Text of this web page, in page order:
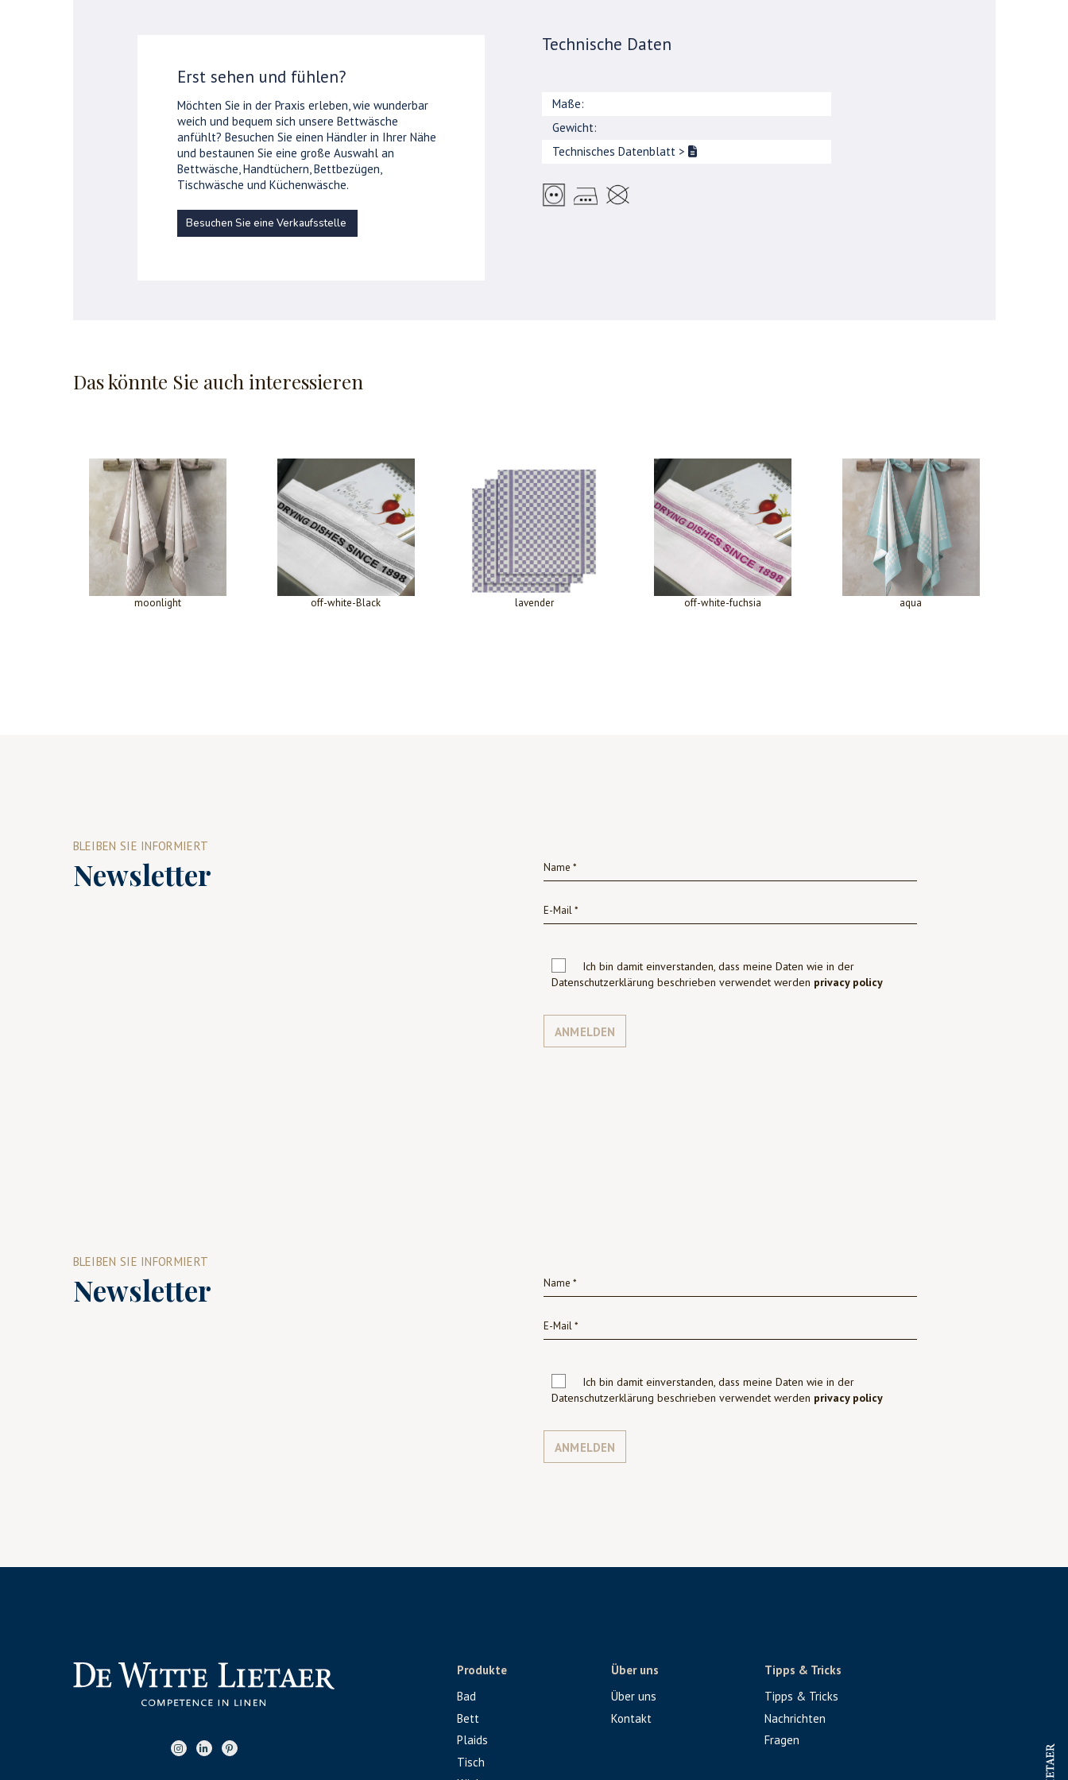
Erst sehen und fühlen?
Möchten Sie in der Praxis erleben, wie wunderbar
weich und bequem sich unsere Bettwäsche
anfühlt? Besuchen Sie einen Händler in Ihrer Nähe
und bestaunen Sie eine große Auswahl an
Bettwäsche, Handtüchern, Bettbezügen,
Tischwäsche und Küchenwäsche.
Besuchen Sie eine Verkaufsstelle
Technische Daten
Maße:
Gewicht:
Technisches Datenblatt >
Das könnte Sie auch interessieren
moonlight off-white-Black lavender off-white-fuchsia aqua
BLEIBEN SIE INFORMIERT
Newsletter
Ich bin damit einverstanden, dass meine Daten wie in der
Datenschutzerklärung beschrieben verwendet werden privacy policy
ANMELDEN
BLEIBEN SIE INFORMIERT
Newsletter
Ich bin damit einverstanden, dass meine Daten wie in der
Datenschutzerklärung beschrieben verwendet werden privacy policy
ANMELDEN
Produkte
Bad
Bett
Plaids
Tisch
Über uns
Über uns
Kontakt
Tipps & Tricks
Tipps & Tricks
Nachrichten
Fragen